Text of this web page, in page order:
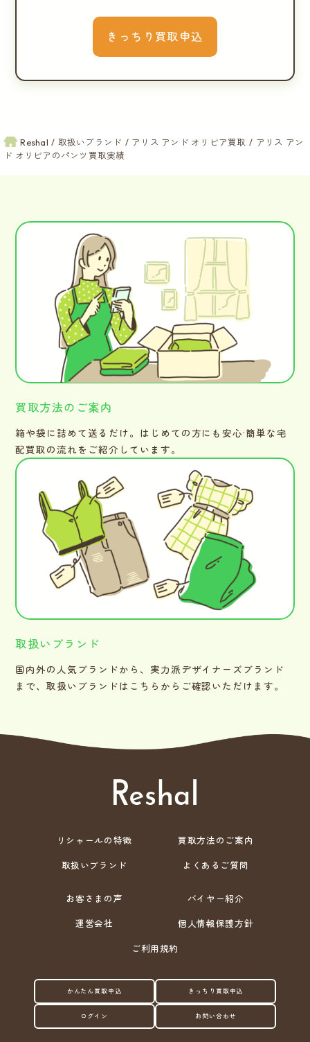
きっちり買取申込
Reshal 取扱いブランド アリス アンド オリビア買取
アリス アン
ド オリビアのパンツ買取実績
買取方法のご案内
箱や袋に詰めて送るだけ。はじめての方にも安心·簡単な宅
配買取の流れをご紹介しています。
取扱いブランド
国内外の人気ブランドから、実力派デザイナーズブランド
まで、取扱いブランドはこちらからご確認いただけます。
リシャールの特徴
買取方法のご案内
取扱いブランド
よくあるご質問
お客さまの声
バイヤー紹介
運営会社
個人情報保護方針
ご利用規約
かんたん買取申込 きっちり買取申込
ログイン お問い合わせ